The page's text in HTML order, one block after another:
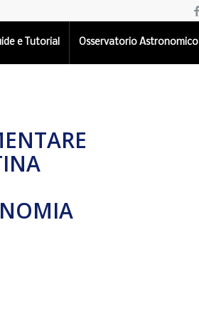
e Tutorial Osservatorio Astronomico